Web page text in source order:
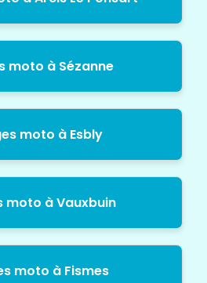
moto à Sézanne
moto à Esbly
moto à Vauxbuin
moto à Fismes